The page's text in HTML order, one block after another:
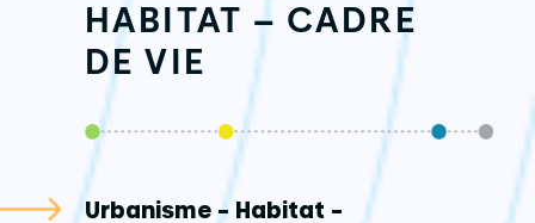
HABITAT – CADRE
DE VIE
Urbanisme – Habitat –